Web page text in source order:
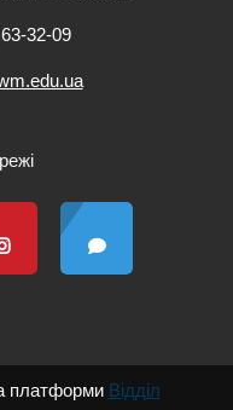
32-09
платформи Відділ